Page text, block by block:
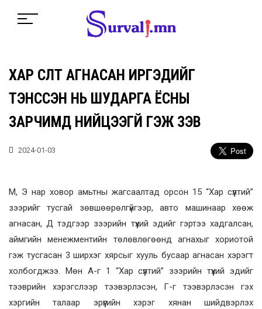
ХАР СҮҮЛТ АГНАСАН ИРГЭДИЙГ
ТЭНССЭН НЬ ШУДАРГА ЁСНЫ
ЗАРЧИМД НИЙЦЭЭГҮЙ ГЭЖ ҮЗЭВ
2024-01-03
М, Э нар ховор амьтны жагсаалтад орсон 15 “Хар сүүлтий”
зээрийг тусгай зөвшөөрөлгүйгээр, авто машинаар хөөж
агнасан, Д тэдгээр зээрийн түүхий эдийг гэртээ хадгалсан,
аймгийн менежментийн төлөвлөгөөнд агнахыг хориотой
гэж тусгасан 3 ширхэг хярсыг хууль бусаар агнасан хэрэгт
холбогджээ. Мөн А-г 1 “Хар сүүлтий” зээрийн түүхий эдийг
тээврийн хэрэгслээр тээвэрлэсэн, Г-г тээвэрлэсэн гэх
хэргийн талаар эрүүгийн хэрэг хянан шийдвэрлэх